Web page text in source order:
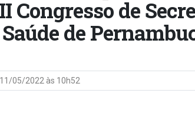
Congresso de
de
05/2022 às 10h52